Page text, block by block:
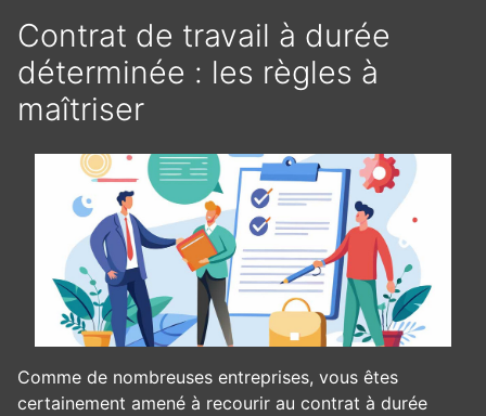
Contrat de travail à durée
déterminée : les règles à
maîtriser
Comme de nombreuses entreprises, vous êtes
certainement amené à recourir au contrat à durée